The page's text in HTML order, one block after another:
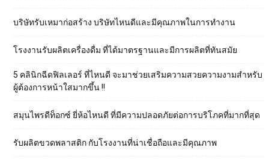
บริษัทรับเหมาก่อสร้าง บริษัทไหนดีและมีคุณภาพในการทำงาน
โรงงานรับผลิตเครื่องดื่ม ที่ได้มาตรฐานและมีการผลิตที่ทันสมัย
5 คลินิกฉีดฟิลเลอร์ ที่ไหนดี จะมาช่วยเสริมความสวยความงามสำหรับ
ผู้ต้องการหน้าใสมากขึ้น !!
สมุนไพรดีท็อกซ์ ยี่ห้อไหนดี ที่มีความปลอดภัยต่อการบริโภคที่มากที่สุด
รับผลิตขวดพลาสติก กับโรงงานที่น่าเชื่อถือและมีคุณภาพ